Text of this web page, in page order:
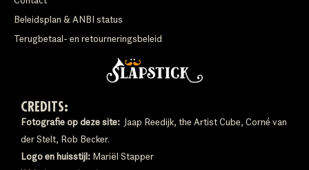
Beleidsplan & ANBI status
Terugbetaal- en retourneringsbeleid
CREDITS:
Fotografie op deze site: Jaap Reedijk, the Artist Cube, Corné van
der Stelt, Rob Becker.
Logo en huisstijl: Mariël Stapper